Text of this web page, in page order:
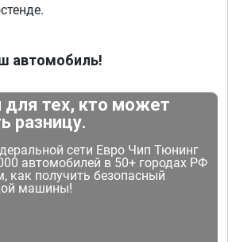
автомобиль!
тех, кто может
разницу.
сети Евро Чип Тюнинг
автомобилей в 50+ городах РФ
как получить безопасный
машины!